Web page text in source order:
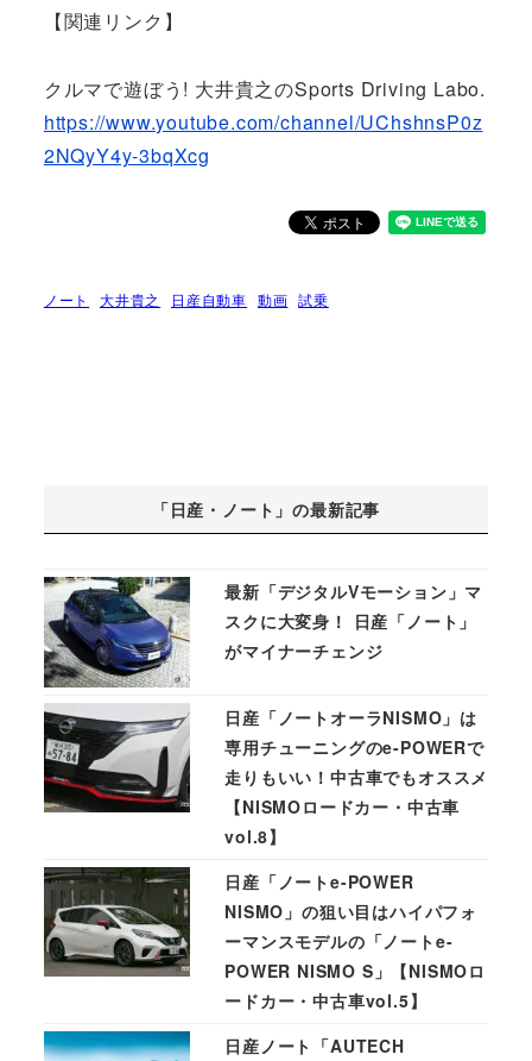
【関連リンク】
クルマで遊ぼう! 大井貴之のSports Driving Labo.
https://www.youtube.com/channel/UChshnsP0z
2NQyY4y-3bqXcg
ノート 大井貴之 日産自動車 動画 試乗
「日産・ノート」の最新記事
最新「デジタルVモーション」マ
スクに大変身！ 日産「ノート」
がマイナーチェンジ
日産「ノートオーラNISMO」は
専用チューニングのe-POWERで
走りもいい！中古車でもオススメ
【NISMOロードカー・中古車
vol.8】
日産「ノートe-POWER
NISMO」の狙い目はハイパフォ
ーマンスモデルの「ノートe-
POWER NISMO S」【NISMOロ
ードカー・中古車vol.5】
日産ノート「AUTECH